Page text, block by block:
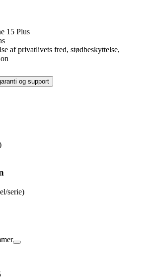
15 Plus
af privatlivets fred, stødbeskyttelse,
og support
serie)